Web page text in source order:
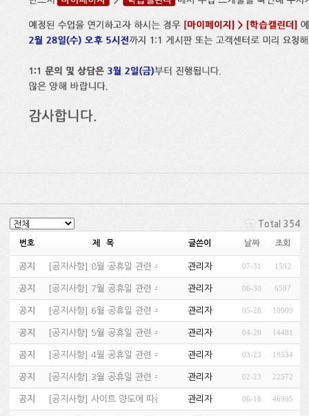
Total 354
번호 제 목 글쓴이 날짜 조회
공지 [공지사항] 8월 공휴일 관련 수업 및 고객센터 운영 안내…
관리자 07-31 1592
공지 [공지사항] 7월 공휴일 관련 수업 및 고객센터 운영 안내…
관리자 06-30 6507
공지 [공지사항] 6월 공휴일 관련 수업 및 고객센터 운영 안내…
관리자 05-28 10009
공지 [공지사항] 5월 공휴일 관련 수업 및 고객센터 운영 안내…
관리자 04-29 14481
공지 [공지사항] 4월 공휴일 관련 수업 운영 안내…
관리자 03-23 19534
공지 [공지사항] 3월 공휴일 관련 수업 및 고객센터 운영 안내…
관리자 02-23 22572
공지 [공지사항] 사이트 양도에 따른 회원정보 이전 고지…
관리자 06-18 46905